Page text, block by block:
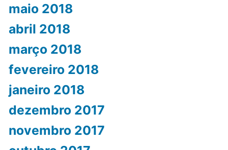
maio 2018
abril 2018
março 2018
fevereiro 2018
janeiro 2018
dezembro 2017
novembro 2017